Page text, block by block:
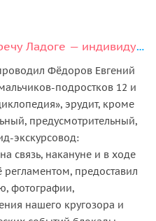
По «Дороге жизни» навстречу Ладоге — индивидуальная экскурсия
Фёдоров Евгений
подростков 12 и
эрудит, кроме
предусмотрительный,
экскурсовод:
связь, накануне и в ходе
регламентом, предоставил
фотографии,
нашего кругозора и